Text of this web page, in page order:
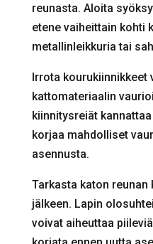
reunasta. Aloita
etene vaiheittain kohti
metallinleikkuria tai
Irrota kourukiinnikkeet
kattomateriaalin
kiinnitysreiät
korjaa mahdolliset
asennusta.
Tarkasta katon
jälkeen. Lapin
voivat aiheuttaa